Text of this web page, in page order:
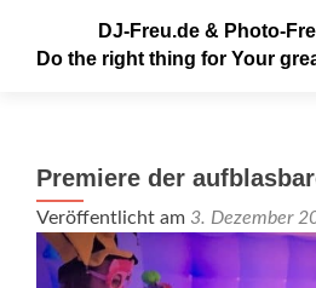
DJ-Freu.de & Photo-
Do the right thing for Your
Premiere der
Veröffentlicht am 3. Dezember